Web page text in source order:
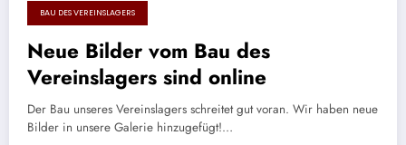
27. September 2017
BAU DES VEREINSLAGERS
Neue Bilder vom Bau des
Vereinslagers sind online
Der Bau unseres Vereinslagers schreitet gut voran. Wir haben neue
Bilder in unsere Galerie hinzugefügt!…